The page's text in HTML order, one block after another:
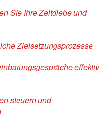
Sie Ihre Zeitdiebe und
Zielsetzungsprozesse
effektiv
steuern und